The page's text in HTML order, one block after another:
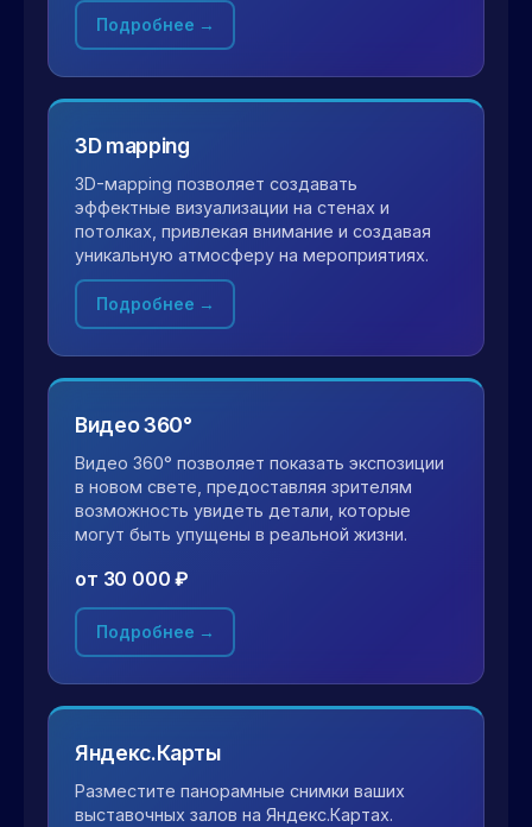
Подробнее →
3D mapping
3D-мapping позволяет создавать
эффектные визуализации на стенах и
потолках, привлекая внимание и создавая
уникальную атмосферу на мероприятиях.
Подробнее →
Видео 360°
Видео 360° позволяет показать экспозиции
в новом свете, предоставляя зрителям
возможность увидеть детали, которые
могут быть упущены в реальной жизни.
от 30 000 ₽
Подробнее →
Яндекс.Карты
Разместите панорамные снимки ваших
выставочных залов на Яндекс.Картах.